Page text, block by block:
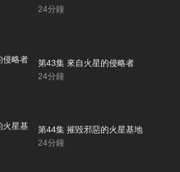
24分鐘
第43集 來自火星的侵略者
24分鐘
第44集 摧毀邪惡的火星基地
24分鐘